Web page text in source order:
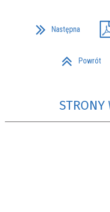
Następna
Powrót
STRONY